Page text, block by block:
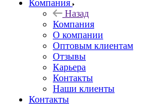
Компания
Назад
Компания
О компании
Оптовым клиентам
Отзывы
Карьера
Контакты
Наши клиенты
Контакты